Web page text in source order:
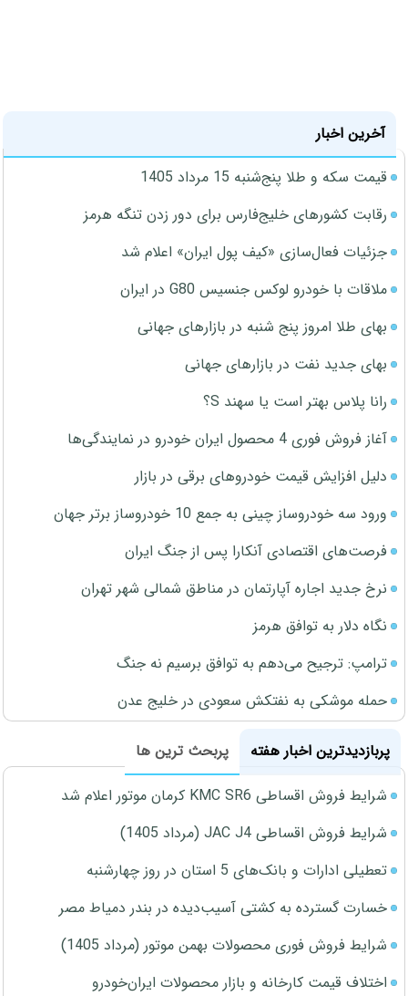
آخرین اخبار
قیمت سکه و طلا پنج‌شنبه 15 مرداد 1405
رقابت کشورهای خلیج‌فارس برای دور زدن تنگه هرمز
جزئیات فعال‌سازی «کیف پول ایران» اعلام شد
ملاقات با خودرو لوکس جنسیس G80 در ایران
بهای طلا امروز پنج شنبه در بازارهای جهانی
بهای جدید نفت در بازارهای جهانی
رانا پلاس بهتر است یا سهند S؟
آغاز فروش فوری 4 محصول ایران خودرو در نمایندگی‌ها
دلیل افزایش قیمت خودروهای برقی در بازار
ورود سه خودروساز چینی به جمع 10 خودروساز برتر جهان
فرصت‌های اقتصادی آنکارا پس از جنگ ایران
نرخ جدید اجاره آپارتمان در مناطق شمالی شهر تهران
نگاه دلار به توافق هرمز
ترامپ: ترجیح می‌دهم به توافق برسیم نه جنگ
حمله موشکی به نفتکش سعودی در خلیج عدن
پربازدیدترین اخبار هفته
پربحث ترین ها
شرایط فروش اقساطی KMC SR6 کرمان موتور اعلام شد
شرایط فروش اقساطی JAC J4 (مرداد 1405)
تعطیلی ادارات و بانک‌های 5 استان در روز چهارشنبه
خسارت گسترده به کشتی آسیب‌دیده در بندر دمیاط مصر
شرایط فروش فوری محصولات بهمن موتور (مرداد 1405)
اختلاف قیمت کارخانه و بازار محصولات ایران‌خودرو